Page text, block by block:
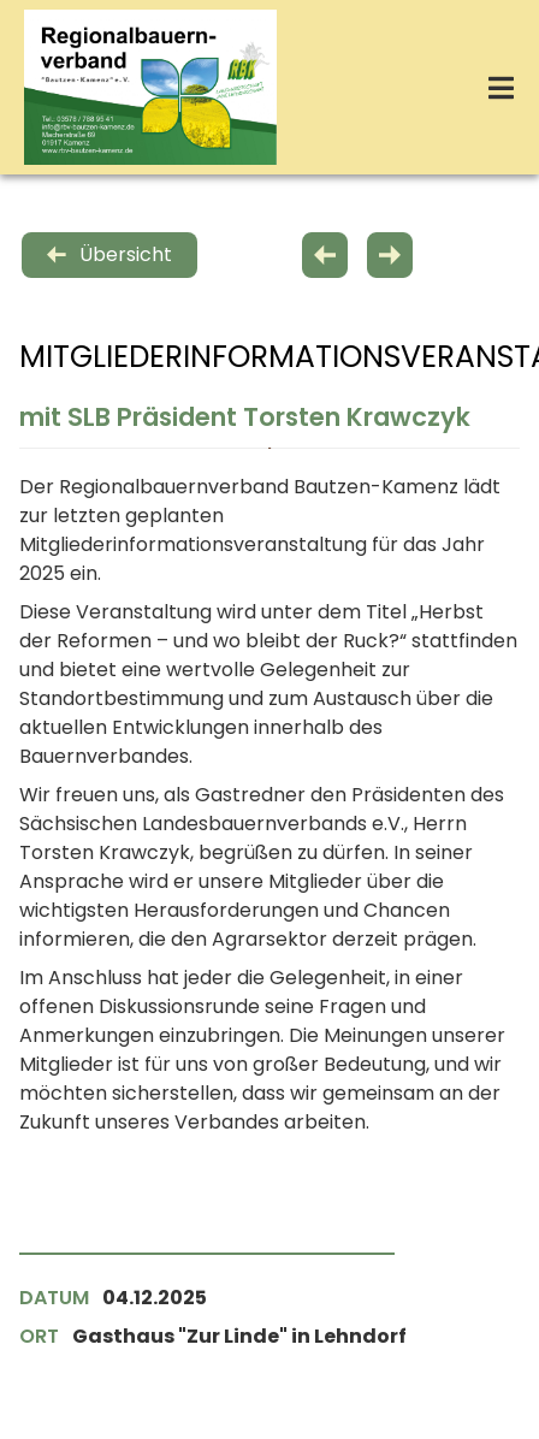
Zum
Inhalt
springen
Über Uns
Leistungen
Kontakt
Übersicht
mit SLB Präsident Torsten Krawczyk
Der Regionalbauernverband Bautzen-Kamenz lädt
zur letzten geplanten
Mitgliederinformationsveranstaltung für das Jahr
2025 ein.
Diese Veranstaltung wird unter dem Titel „Herbst
der Reformen – und wo bleibt der Ruck?“ stattfinden
und bietet eine wertvolle Gelegenheit zur
Standortbestimmung und zum Austausch über die
aktuellen Entwicklungen innerhalb des
Bauernverbandes.
Wir freuen uns, als Gastredner den Präsidenten des
Sächsischen Landesbauernverbands e.V., Herrn
Torsten Krawczyk, begrüßen zu dürfen. In seiner
Ansprache wird er unsere Mitglieder über die
wichtigsten Herausforderungen und Chancen
informieren, die den Agrarsektor derzeit prägen.
Im Anschluss hat jeder die Gelegenheit, in einer
offenen Diskussionsrunde seine Fragen und
Anmerkungen einzubringen. Die Meinungen unserer
Mitglieder ist für uns von großer Bedeutung, und wir
möchten sicherstellen, dass wir gemeinsam an der
Zukunft unseres Verbandes arbeiten.
DATUM 04.12.2025
ORT Gasthaus "Zur Linde" in Lehndorf